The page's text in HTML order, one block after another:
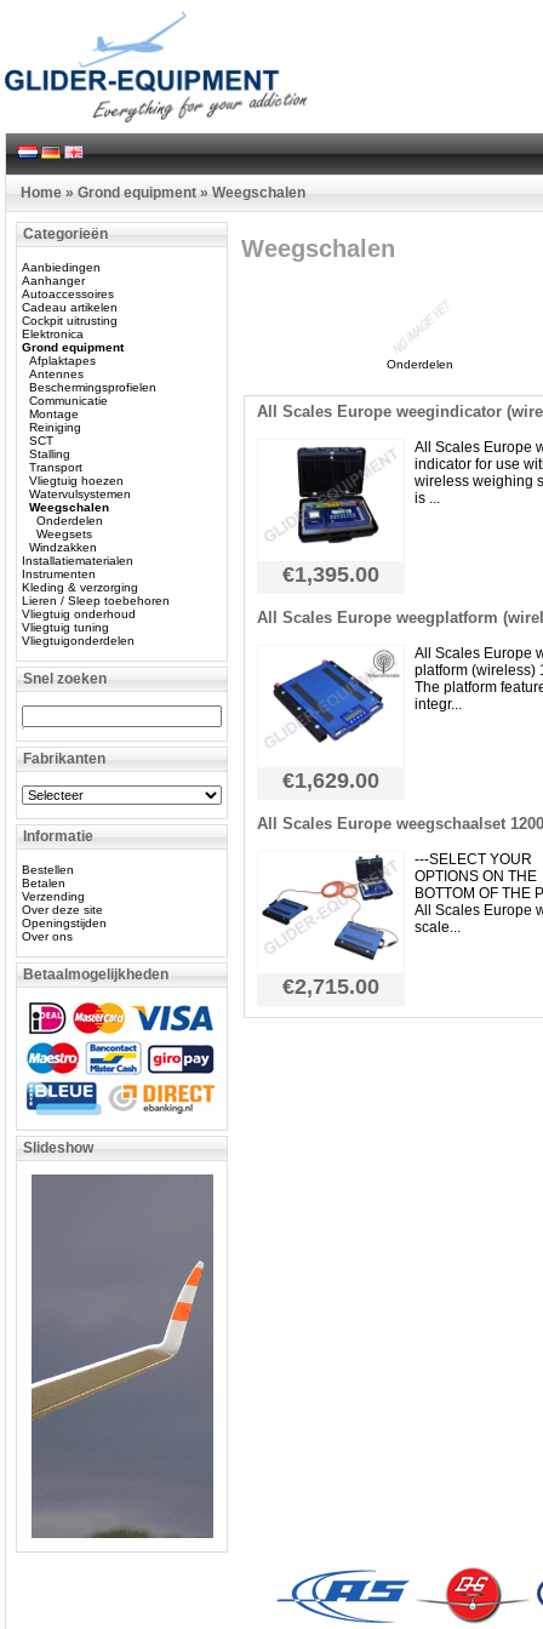
Home » Grond equipment » Weegschalen
Categorieën
Aanbiedingen
Aanhanger
Autoaccessoires
Cadeau artikelen
Cockpit uitrusting
Elektronica
Grond equipment
Afplaktapes
Antennes
Beschermingsprofielen
Communicatie
Montage
Reiniging
SCT
Stalling
Transport
Vliegtuig hoezen
Watervulsystemen
Weegschalen
Onderdelen
Weegsets
Windzakken
Installatiematerialen
Instrumenten
Kleding & verzorging
Lieren / Sleep toebehoren
Vliegtuig onderhoud
Vliegtuig tuning
Vliegtuigonderdelen
Snel zoeken
Fabrikanten
Informatie
Bestellen
Betalen
Verzending
Over deze site
Openingstijden
Over ons
Betaalmogelijkheden
Slideshow
Weegschalen
Onderdelen
All Scales Europe weegindicator
All Scales Europe
indicator for use
wireless weighing
is ...
€1,395.00
All Scales Europe weegplatform
All Scales Europe
platform (wireless)
The platform
integr...
€1,629.00
All Scales Europe weegschaalset
---SELECT YOUR
OPTIONS ON THE
BOTTOM OF THE
All Scales Europe
scale...
€2,715.00